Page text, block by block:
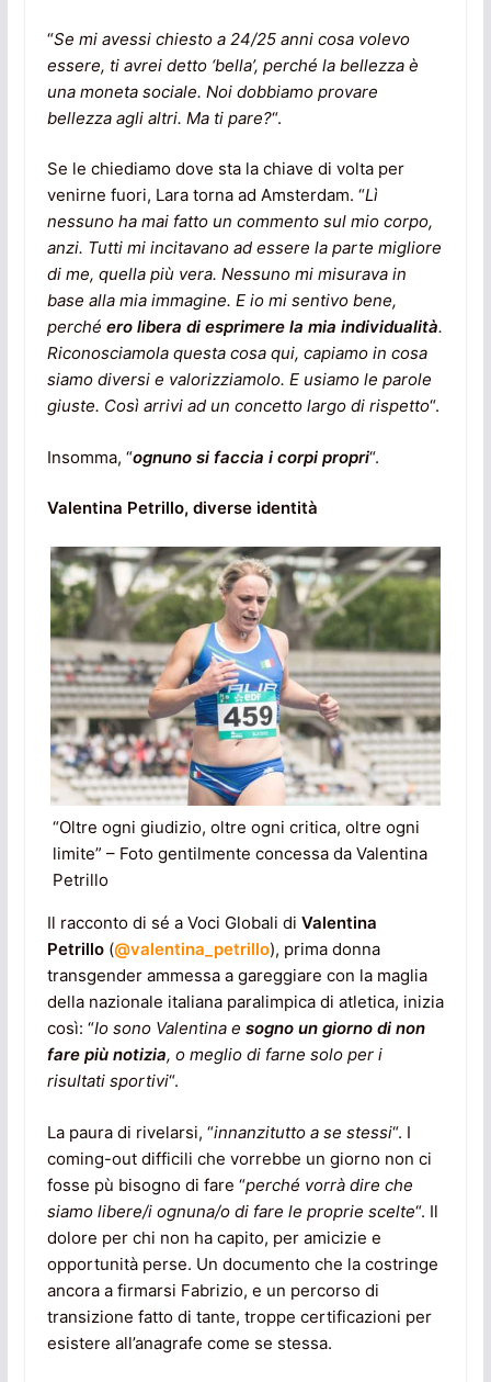
“Se mi avessi chiesto a 24/25 anni cosa volevo
essere, ti avrei detto ‘bella’, perché la bellezza è
una moneta sociale. Noi dobbiamo provare
bellezza agli altri. Ma ti pare?“.
Se le chiediamo dove sta la chiave di volta per
venirne fuori, Lara torna ad Amsterdam. “Lì
nessuno ha mai fatto un commento sul mio corpo,
anzi. Tutti mi incitavano ad essere la parte migliore
di me, quella più vera. Nessuno mi misurava in
base alla mia immagine. E io mi sentivo bene,
perché ero libera di esprimere la mia individualità.
Riconosciamola questa cosa qui, capiamo in cosa
siamo diversi e valorizziamolo. E usiamo le parole
giuste. Così arrivi ad un concetto largo di rispetto“.
Insomma, “ognuno si faccia i corpi propri“.
Valentina Petrillo, diverse identità
“Oltre ogni giudizio, oltre ogni critica, oltre ogni
limite” – Foto gentilmente concessa da Valentina
Petrillo
Il racconto di sé a Voci Globali di Valentina
Petrillo (@valentina_petrillo), prima donna
transgender ammessa a gareggiare con la maglia
della nazionale italiana paralimpica di atletica, inizia
così: “Io sono Valentina e sogno un giorno di non
fare più notizia, o meglio di farne solo per i
risultati sportivi“.
La paura di rivelarsi, “innanzitutto a se stessi“. I
coming-out difficili che vorrebbe un giorno non ci
fosse pù bisogno di fare “perché vorrà dire che
siamo libere/i ognuna/o di fare le proprie scelte“. Il
dolore per chi non ha capito, per amicizie e
opportunità perse. Un documento che la costringe
ancora a firmarsi Fabrizio, e un percorso di
transizione fatto di tante, troppe certificazioni per
esistere all’anagrafe come se stessa.